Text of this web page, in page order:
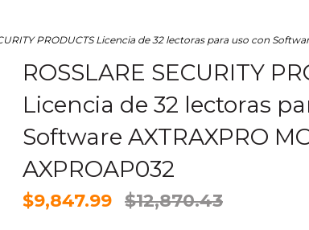
PRODUCTS Licencia de 32 lectoras para uso con
ROSSLARE SECURITY
Licencia de 32 lectoras
Software AXTRAXPRO
AXPROAP032
$9,847.99 $12,870.43